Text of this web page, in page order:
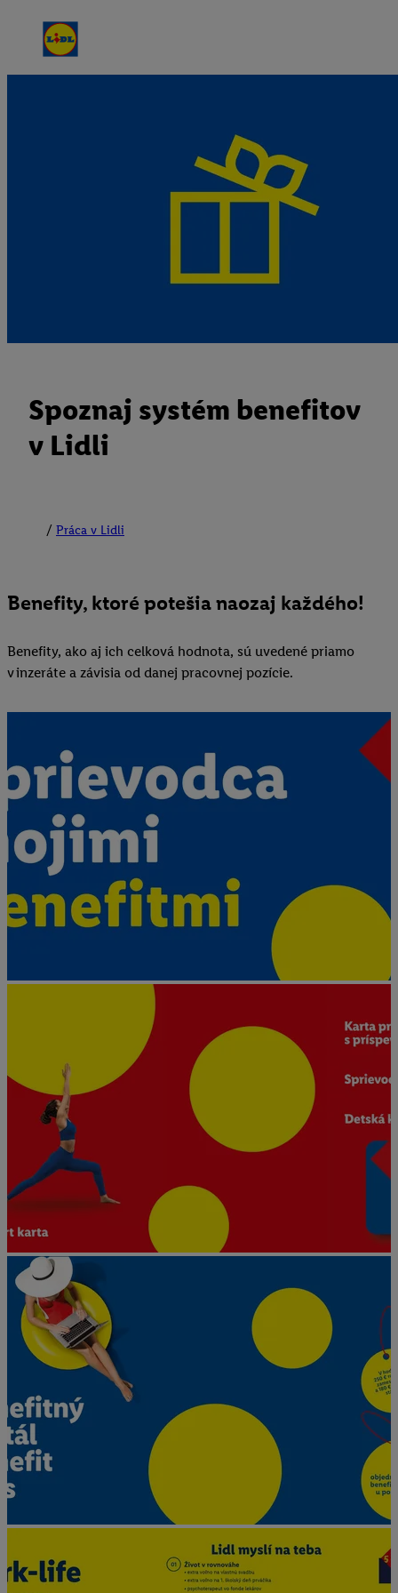
Spoznaj systém benefitov
v Lidli
Práca v Lidli
Benefity, ktoré potešia naozaj každého!
Benefity, ako aj ich celková hodnota, sú uvedené priamo
v inzeráte a závisia od danej pracovnej pozície.